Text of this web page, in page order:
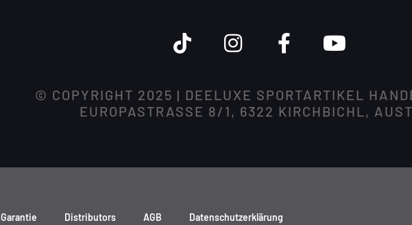
© COPYRIGHT 2025 | DEELUXE SPORTARTIKEL
EUROPASTRASSE 8/1, 6322 KIRCHBICHL,
Garantie Distributors AGB Datenschutzerklärung